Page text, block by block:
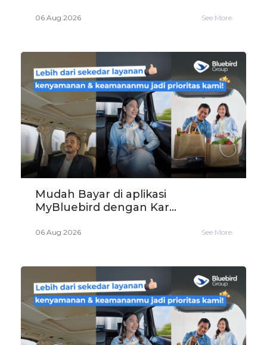
06 Aug 2026 See More
Mudah Bayar di aplikasi
MyBluebird dengan Kar...
06 Aug 2026 See More